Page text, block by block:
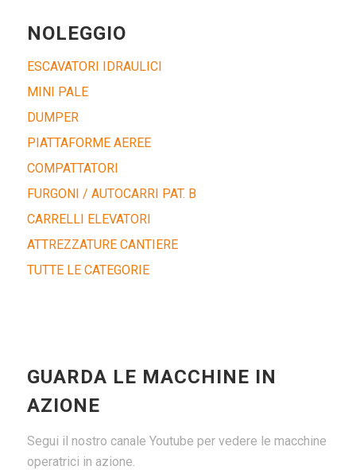
NOLEGGIO
ESCAVATORI IDRAULICI
MINI PALE
DUMPER
PIATTAFORME AEREE
COMPATTATORI
FURGONI / AUTOCARRI PAT. B
CARRELLI ELEVATORI
ATTREZZATURE CANTIERE
TUTTE LE CATEGORIE
GUARDA LE MACCHINE IN
AZIONE
Segui il nostro canale Youtube per vedere le macchine
operatrici in azione.